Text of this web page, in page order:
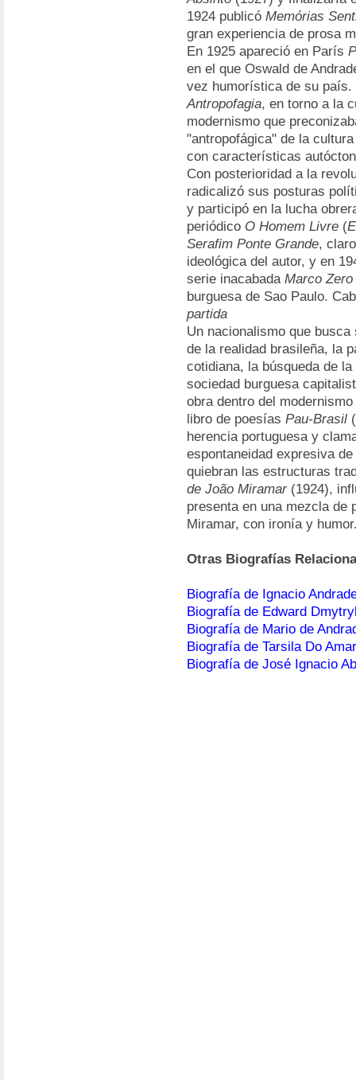
1924 publicó Memórias
gran experiencia de prosa
En 1925 apareció en París
en el que Oswald de
vez humorística de su
Antropofagia, en torno a la
modernismo que
"antropofágica" de la
con características
Con posterioridad a la
radicalizó sus posturas
y participó en la lucha
periódico O Homem Livre (
Serafim Ponte Grande,
ideológica del autor, y en
serie inacabada Marco Zero
burguesa de Sao Paulo.
partida
Un nacionalismo que
de la realidad brasileña, la
cotidiana, la búsqueda de
sociedad burguesa
obra dentro del
libro de poesías Pau-Brasil
herencia portuguesa y
espontaneidad expresiva
quiebran las estructuras
de João Miramar (1924),
presenta en una mezcla de
Miramar, con ironía y
Otras Biografías
Biografía de Ignacio
Biografía de Edward
Biografía de Mario de
Biografía de Tarsila Do
Biografía de José Ignacio